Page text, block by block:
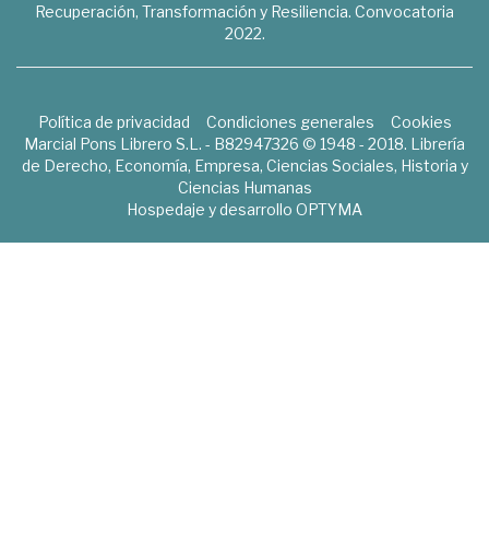
Recuperación, Transformación y Resiliencia. Convocatoria
2022.
Política de privacidad Condiciones generales
Cookies
Marcial Pons Librero S.L. - B82947326 © 1948 - 2018. Librería
de Derecho, Economía, Empresa, Ciencias Sociales, Historia y
Ciencias Humanas
Hospedaje y desarrollo OPTYMA